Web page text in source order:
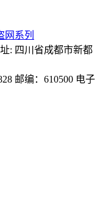
网系列
: 四川省成都市新都
邮编：610500 电子